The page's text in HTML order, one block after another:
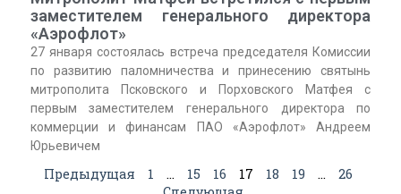
заместителем генерального директора
«Аэрофлот»
27 января состоялась встреча председателя Комиссии
по развитию паломничества и принесению святынь
митрополита Псковского и Порховского Матфея с
первым заместителем генерального директора по
коммерции и финансам ПАО «Аэрофлот» Андреем
Юрьевичем
Предыдущая 1 … 15 16 17 18 19 …
26